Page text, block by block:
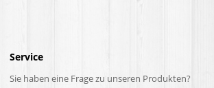
Service
Sie haben eine Frage zu unseren Produkten?